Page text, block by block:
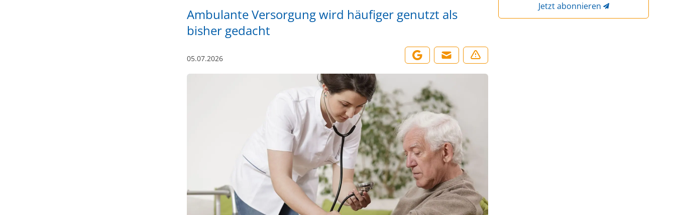
Ambulante Versorgung wird häufiger genutzt als
bisher gedacht
05.07.2026
Jetzt abonnieren